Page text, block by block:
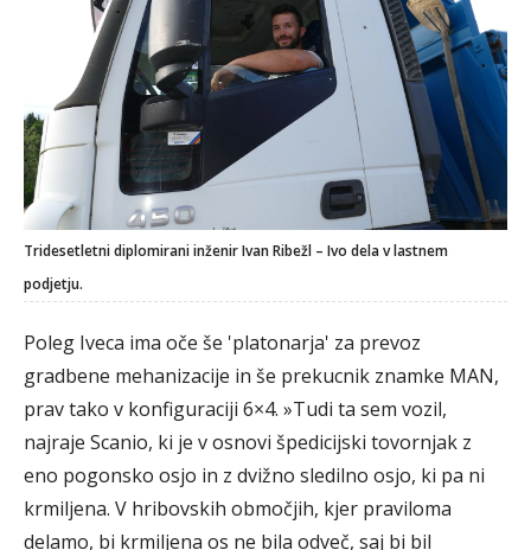
Tridesetletni diplomirani inženir Ivan Ribežl – Ivo dela v lastnem
podjetju.
Poleg Iveca ima oče še 'platonarja' za prevoz
gradbene mehanizacije in še prekucnik znamke MAN,
prav tako v konfiguraciji 6×4. »Tudi ta sem vozil,
najraje Scanio, ki je v osnovi špedicijski tovornjak z
eno pogonsko osjo in z dvižno sledilno osjo, ki pa ni
krmiljena. V hribovskih območjih, kjer praviloma
delamo, bi krmiljena os ne bila odveč, saj bi bil